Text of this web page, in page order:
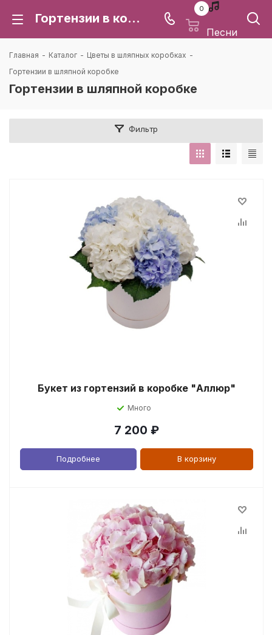
Гортензии в коробке: купить с доставкой в Воронеже | Каталея
0
Песни
Главная - Каталог - Цветы в шляпных коробках -
Гортензии в шляпной коробке
Гортензии в шляпной коробке
Фильтр
Букет из гортензий в коробке "Аллюр"
Много
7 200 ₽
Подробнее В корзину